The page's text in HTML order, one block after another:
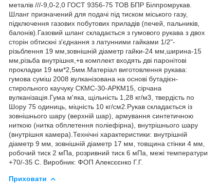
металів ///-9,0-2,0 ГОСТ 9356-75 ТОВ БПР Білпромрукав.
Шланг призначений для подачі під тиском міського газу,
підключення газових побутових приладів (печей, пальників,
балонів). Газовий шланг складається з гумового рукава з двох
сторін обтискні з'єднання з латунними гайками 1/2"-
різьблення 19 мм,зовнішній діаметр гайки-24 мм,ширина-15
мм,різьба внутрішня,+в комплект входять дві паронітові
прокладки 19 мм*2,5мм. Матеріал виготовлення рукава:
гумова суміш 2008 вулканізована на основі бутадієн-
стирольного каучуку СКМС-30-АРКМ15, сірчана
вулканізація. Гума м'яка, щільність 1,28 кг/м3, твердість по
Шору 75 одиниць, міцність 10 кг/см2. Рукав складається із
зовнішнього шару (верхній шар), армування синтетичною
ниткою (нитка обплетення поліефірна), внутрішнього шару
(внутрішня камера). Технічні характеристики: внутрішній
діаметр 9 мм, зовнішній діаметр 17 мм, товщина стінки 4 мм,
робочий тиск 2 мПа, розривний тиск 6 мПа, межі температури
+70/-35 С. Виробник: ФОП Алексєєнко Г.Г.
Приховати